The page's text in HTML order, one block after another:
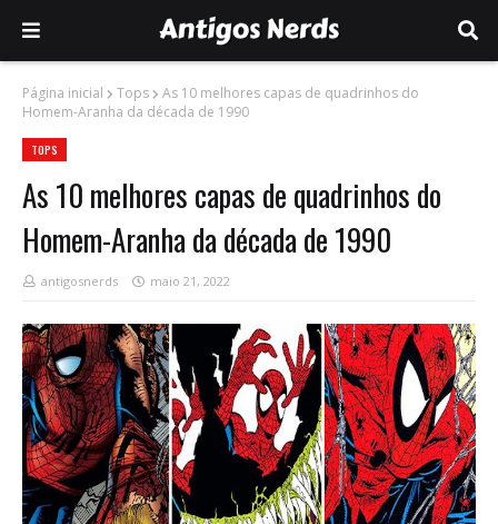
Página inicial Tops
As 10 melhores capas de quadrinhos do
Homem-Aranha da década de 1990
TOPS
As 10 melhores capas de quadrinhos do
Homem-Aranha da década de 1990
antigosnerds maio 21, 2022